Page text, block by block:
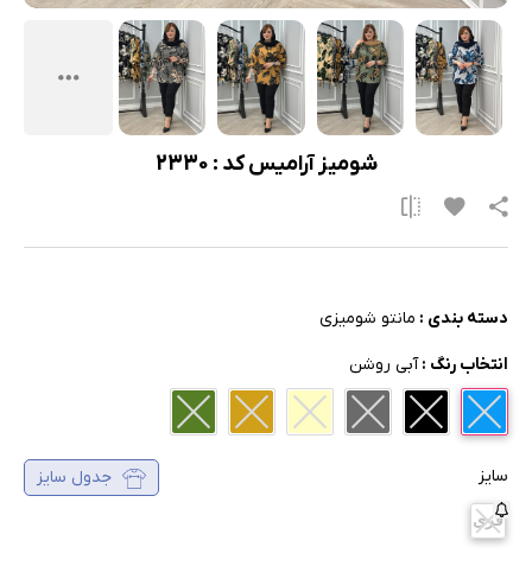
شومیز آرامیس کد : 2330
دسته بندی : مانتو شومیزی
انتخاب رنگ :آبی روشن
سایز جدول سایز
فری